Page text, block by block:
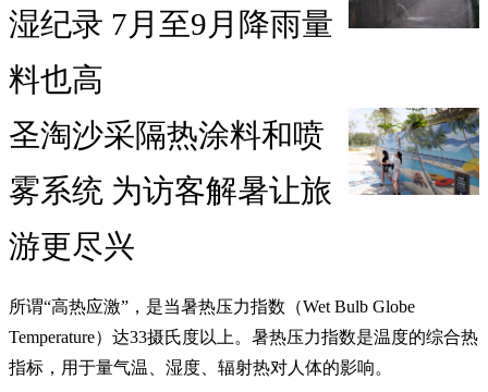
湿纪录 7月至9月降雨量
料也高
圣淘沙采隔热涂料和喷
雾系统 为访客解暑让旅
游更尽兴
所谓“高热应激”，是当暑热压力指数（Wet Bulb Globe
Temperature）达33摄氏度以上。暑热压力指数是温度的综合热
指标，用于量气温、湿度、辐射热对人体的影响。